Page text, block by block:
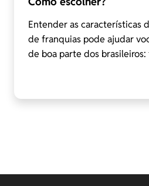
Entender as características
de franquias pode ajudar
de boa parte dos brasileiros: